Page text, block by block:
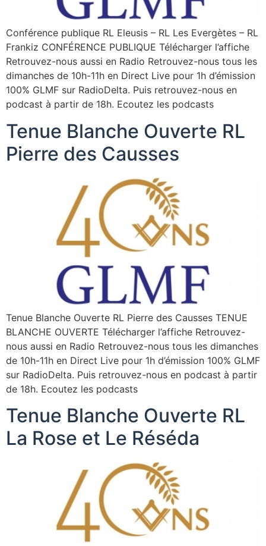
Conférence publique RL Eleusis – RL Les Evergètes – RL
Frankiz CONFÉRENCE PUBLIQUE Télécharger l’affiche
Retrouvez-nous aussi en Radio Retrouvez-nous tous les
dimanches de 10h-11h en Direct Live pour 1h d’émission
100% GLMF sur RadioDelta. Puis retrouvez-nous en
podcast à partir de 18h. Ecoutez les podcasts
Tenue Blanche Ouverte RL
Pierre des Causses
Tenue Blanche Ouverte RL Pierre des Causses TENUE
BLANCHE OUVERTE Télécharger l’affiche Retrouvez-
nous aussi en Radio Retrouvez-nous tous les dimanches
de 10h-11h en Direct Live pour 1h d’émission 100% GLMF
sur RadioDelta. Puis retrouvez-nous en podcast à partir
de 18h. Ecoutez les podcasts
Tenue Blanche Ouverte RL
La Rose et Le Réséda